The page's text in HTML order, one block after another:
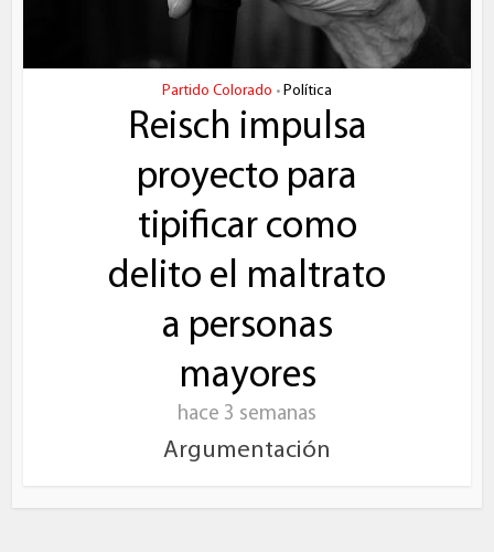
Partido Colorado • Política
Reisch impulsa
proyecto para
tipificar como
delito el maltrato
a personas
mayores
hace 3 semanas
Argumentación